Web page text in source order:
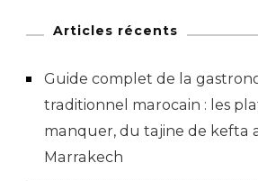
Articles récents
Guide complet de la
traditionnel marocain : les
manquer, du tajine de kefta
Marrakech